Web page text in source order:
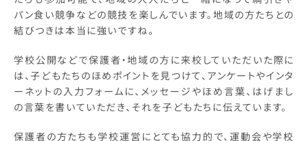
パン食い競争などの競技を楽しんでいます。地域の方たちとの
結びつきは本当に強いですね。
学校公開などで保護者・地域の方に来校していただいた際に
は、子どもたちのほめポイントを見つけて、アンケートやインタ
ーネットの入力フォームに、メッセージやほめ言葉、はげまし
の言葉を書いていただき、それを子どもたちに伝えています。
保護者の方たちも学校運営にとても協力的で、運動会や学校